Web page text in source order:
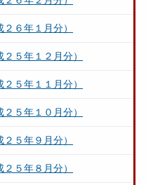
６年１月分）
５年１２月分）
５年１１月分）
５年１０月分）
５年９月分）
５年８月分）